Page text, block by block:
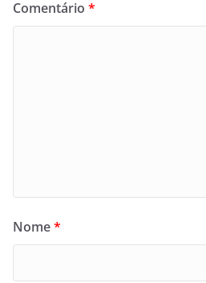
Comentário *
Nome*